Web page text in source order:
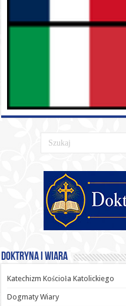
Doktryna i Wiara
Katechizm Kościoła Katolickiego
Dogmaty Wiary